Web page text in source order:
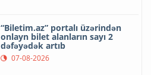
“Biletim.az” portalı üzərindən
onlayn bilet alanların sayı 2
dəfəyədək artıb
07-08-2026